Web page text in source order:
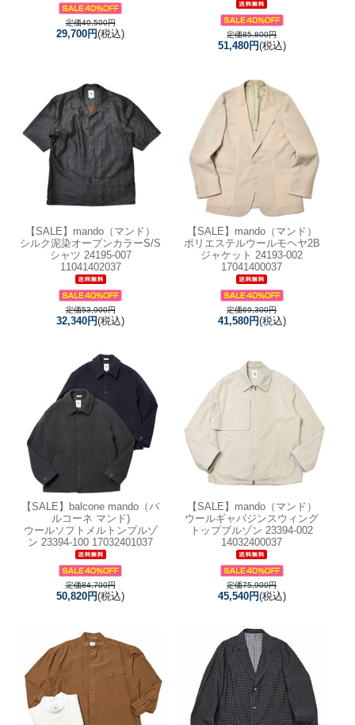
定価49,500円
29,700円(税込) 定価85,800円
51,480円(税込)
【SALE】 mando（マンド）
シルク泥染オープンカラーS/S
シャツ 24195-007
11041402037
定価53,900円
32,340円(税込)
【SALE】 mando（マンド）
ポリエステルウールモヘヤ2B
ジャケット 24193-002
17041400037
定価69,300円
41,580円(税込)
【SALE】
balcone mando（バ
ルコーネ マンド)
ウールソフトメルトンブルゾ
ン 23394-100 17032401037
定価84,700円
50,820円(税込)
【SALE】 mando（マンド）
ウールギャバジンスウィング
トップブルゾン 23394-002
14032400037
定価75,900円
45,540円(税込)